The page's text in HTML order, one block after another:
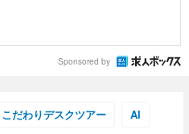
Sponsored by
こだわりデスクツアー AI